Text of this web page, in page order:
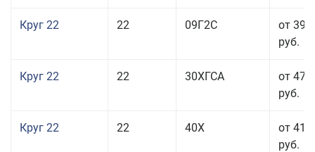
Круг 22 22 09Г2С
от 39
руб.
Круг 22 22 30ХГСА
от 47
руб.
Круг 22 22 40Х
от 41
руб.